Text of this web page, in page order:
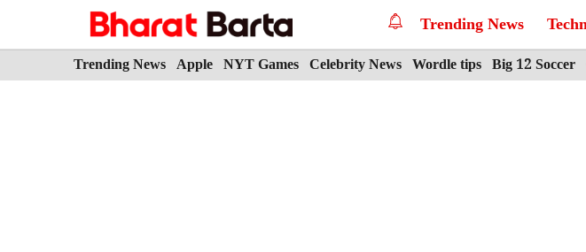
Trending News
Trending News Apple NYT Games Celebrity News Wordle tips Big 12 Soccer